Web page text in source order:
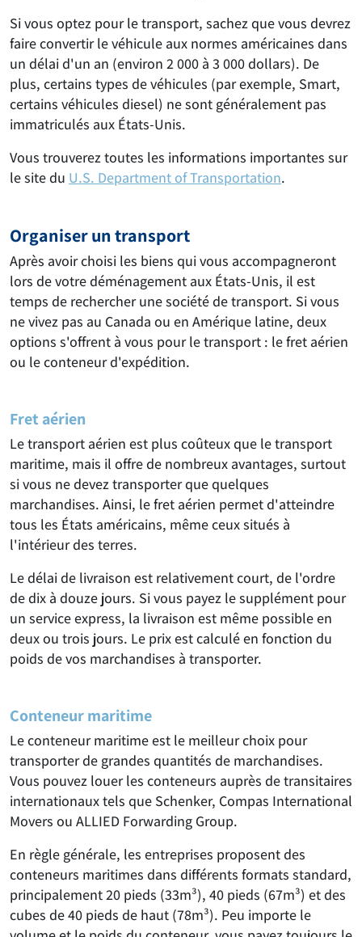
Si vous optez pour le transport, sachez que vous devrez
faire convertir le véhicule aux normes américaines dans
un délai d'un an (environ 2 000 à 3 000 dollars). De
plus, certains types de véhicules (par exemple, Smart,
certains véhicules diesel) ne sont généralement pas
immatriculés aux États-Unis.
Vous trouverez toutes les informations importantes sur
le site du U.S. Department of Transportation.
Organiser un transport
Après avoir choisi les biens qui vous accompagneront
lors de votre déménagement aux États-Unis, il est
temps de rechercher une société de transport. Si vous
ne vivez pas au Canada ou en Amérique latine, deux
options s'offrent à vous pour le transport : le fret aérien
ou le conteneur d'expédition.
Fret aérien
Le transport aérien est plus coûteux que le transport
maritime, mais il offre de nombreux avantages, surtout
si vous ne devez transporter que quelques
marchandises. Ainsi, le fret aérien permet d'atteindre
tous les États américains, même ceux situés à
l'intérieur des terres.
Le délai de livraison est relativement court, de l'ordre
de dix à douze jours. Si vous payez le supplément pour
un service express, la livraison est même possible en
deux ou trois jours. Le prix est calculé en fonction du
poids de vos marchandises à transporter.
Conteneur maritime
Le conteneur maritime est le meilleur choix pour
transporter de grandes quantités de marchandises.
Vous pouvez louer les conteneurs auprès de transitaires
internationaux tels que Schenker, Compas International
Movers ou ALLIED Forwarding Group.
En règle générale, les entreprises proposent des
conteneurs maritimes dans différents formats standard,
principalement 20 pieds (33m³), 40 pieds (67m³) et des
cubes de 40 pieds de haut (78m³). Peu importe le